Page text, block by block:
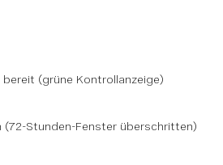
(grüne Kontrollanzeige)
(72-Stunden-Fenster überschritten)